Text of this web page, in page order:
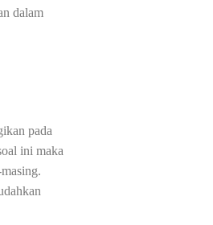
dalam
pada
ini maka